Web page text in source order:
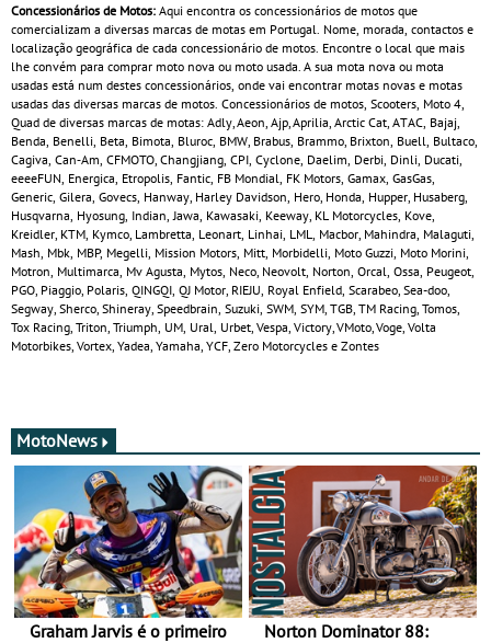
Concessionários de Motos: Aqui encontra os concessionários de motos que
comercializam a diversas marcas de motas em Portugal. Nome, morada, contactos e
localização geográfica de cada concessionário de motos. Encontre o local que mais
lhe convém para comprar moto nova ou moto usada. A sua mota nova ou mota
usadas está num destes concessionários, onde vai encontrar motas novas e motas
usadas das diversas marcas de motos. Concessionários de motos, Scooters, Moto 4,
Quad de diversas marcas de motas: Adly, Aeon, Ajp, Aprilia, Arctic Cat, ATAC, Bajaj,
Benda, Benelli, Beta, Bimota, Bluroc, BMW, Brabus, Brammo, Brixton, Buell, Bultaco,
Cagiva, Can‑Am, CFMOTO, Changjiang, CPI, Cyclone, Daelim, Derbi, Dinli, Ducati,
eeeeFUN, Energica, Etropolis, Fantic, FB Mondial, FK Motors, Gamax, GasGas,
Generic, Gilera, Govecs, Hanway, Harley Davidson, Hero, Honda, Hupper, Husaberg,
Husqvarna, Hyosung, Indian, Jawa, Kawasaki, Keeway, KL Motorcycles, Kove,
Kreidler, KTM, Kymco, Lambretta, Leonart, Linhai, LML, Macbor, Mahindra, Malaguti,
Mash, Mbk, MBP, Megelli, Mission Motors, Mitt, Morbidelli, Moto Guzzi, Moto Morini,
Motron, Multimarca, Mv Agusta, Mytos, Neco, Neovolt, Norton, Orcal, Ossa, Peugeot,
PGO, Piaggio, Polaris, QINGQI, QJ Motor, RIEJU, Royal Enfield, Scarabeo, Sea-doo,
Segway, Sherco, Shineray, Speedbrain, Suzuki, SWM, SYM, TGB, TM Racing, Tomos,
Tox Racing, Triton, Triumph, UM, Ural, Urbet, Vespa, Victory, VMoto, Voge, Volta
Motorbikes, Vortex, Yadea, Yamaha, YCF, Zero Motorcycles e Zontes
MotoNews
Graham Jarvis é o primeiro
Norton Dominator 88: